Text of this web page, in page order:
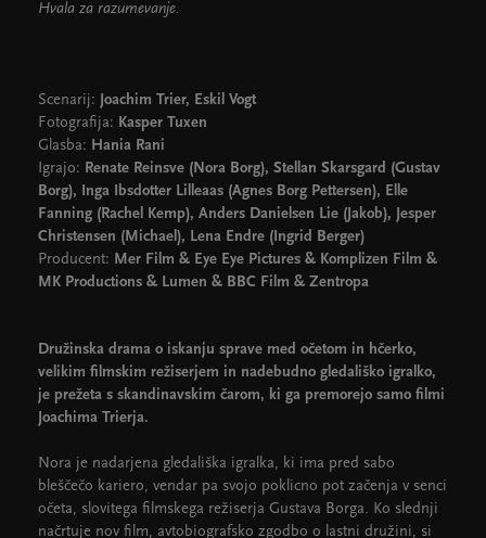
Hvala za razumevanje.
Scenarij: Joachim Trier, Eskil Vogt
Fotografija: Kasper Tuxen
Glasba: Hania Rani
Igrajo: Renate Reinsve (Nora Borg), Stellan Skarsgard (Gustav
Borg), Inga Ibsdotter Lilleaas (Agnes Borg Pettersen), Elle
Fanning (Rachel Kemp), Anders Danielsen Lie (Jakob), Jesper
Christensen (Michael), Lena Endre (Ingrid Berger)
Producent: Mer Film & Eye Eye Pictures & Komplizen Film &
MK Productions & Lumen & BBC Film & Zentropa
Družinska drama o iskanju sprave med očetom in hčerko,
velikim filmskim režiserjem in nadebudno gledališko igralko,
je prežeta s skandinavskim čarom, ki ga premorejo samo filmi
Joachima Trierja.
Nora je nadarjena gledališka igralka, ki ima pred sabo
bleščečo kariero, vendar pa svojo poklicno pot začenja v senci
očeta, slovitega filmskega režiserja Gustava Borga. Ko slednji
načrtuje nov film, avtobiografsko zgodbo o lastni družini, si